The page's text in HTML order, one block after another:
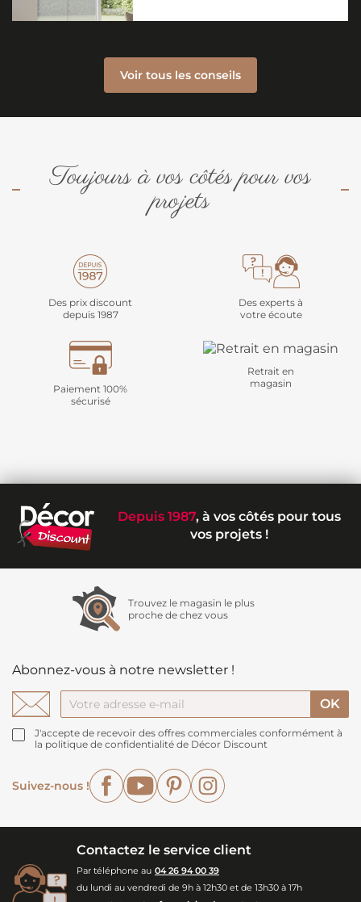
Voir tous les conseils
Toujours à vos côtés pour vos
projets
Des prix discount
depuis 1987
Des experts à
votre écoute
Paiement 100%
sécurisé
Retrait en
magasin
Depuis 1987, à vos côtés pour tous
vos projets !
Trouvez le magasin le plus
proche de chez vous
Abonnez-vous à notre newsletter !
J'accepte de recevoir des offres commerciales conformément à
la politique de confidentialité de Décor Discount
Suivez-nous !
FacebookYouTubePinterest
Contactez le service client
Par téléphone au 04 26 94 00 39
du lundi au vendredi de 9h à 12h30 et de 13h30 à 17h